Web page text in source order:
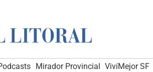
Mirador Provincial VivíMejor SF